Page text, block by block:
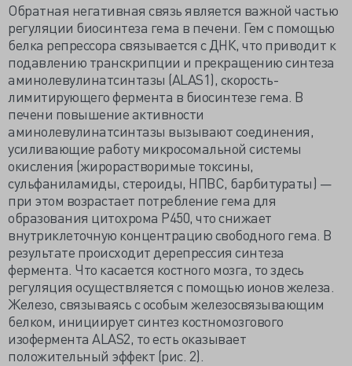
Обратная негативная связь является важной частью
регуляции биосинтеза гема в печени. Гем с помощью
белка репрессора связывается с ДНК, что приводит к
подавлению транскрипции и прекращению синтеза
аминолевулинатсинтазы (ALAS1), скорость-
лимитирующего фермента в биосинтезе гема. В
печени повышение активности
аминолевулинатсинтазы вызывают соединения,
усиливающие работу микросомальной системы
окисления (жирорастворимые токсины,
сульфаниламиды, стероиды, НПВС, барбитураты) —
при этом возрастает потребление гема для
образования цитохрома Р450, что снижает
внутриклеточную концентрацию свободного гема. В
результате происходит дерепрессия синтеза
фермента. Что касается костного мозга, то здесь
регуляция осуществляется с помощью ионов железа.
Железо, связываясь с особым железосвязывающим
белком, инициирует синтез костномозгового
изофермента ALAS2, то есть оказывает
положительный эффект (рис. 2).